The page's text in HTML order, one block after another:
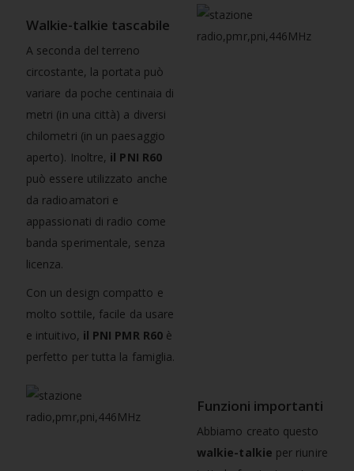
Walkie-talkie tascabile
A seconda del terreno
circostante, la portata può
variare da poche centinaia di
metri (in una città) a diversi
chilometri (in un paesaggio
aperto). Inoltre, il PNI R60
può essere utilizzato anche
da radioamatori e
appassionati di radio come
banda sperimentale, senza
licenza.
Con un design compatto e
molto sottile, facile da usare
e intuitivo, il PNI PMR R60è
perfetto per tutta la famiglia.
Funzioni importanti
Abbiamo creato questo
walkie-talkie per riunire